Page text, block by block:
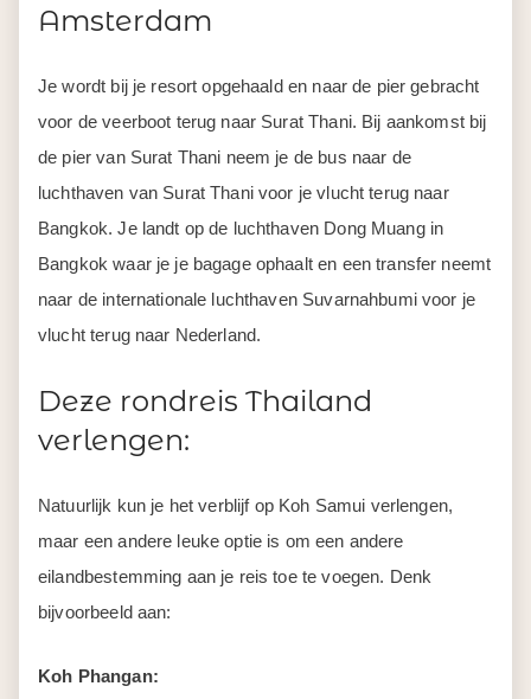
Amsterdam
Je wordt bij je resort opgehaald en naar de pier gebracht
voor de veerboot terug naar Surat Thani. Bij aankomst bij
de pier van Surat Thani neem je de bus naar de
luchthaven van Surat Thani voor je vlucht terug naar
Bangkok. Je landt op de luchthaven Dong Muang in
Bangkok waar je je bagage ophaalt en een transfer neemt
naar de internationale luchthaven Suvarnahbumi voor je
vlucht terug naar Nederland.
Deze rondreis Thailand
verlengen:
Natuurlijk kun je het verblijf op Koh Samui verlengen,
maar een andere leuke optie is om een andere
eilandbestemming aan je reis toe te voegen. Denk
bijvoorbeeld aan:
Koh Phangan: